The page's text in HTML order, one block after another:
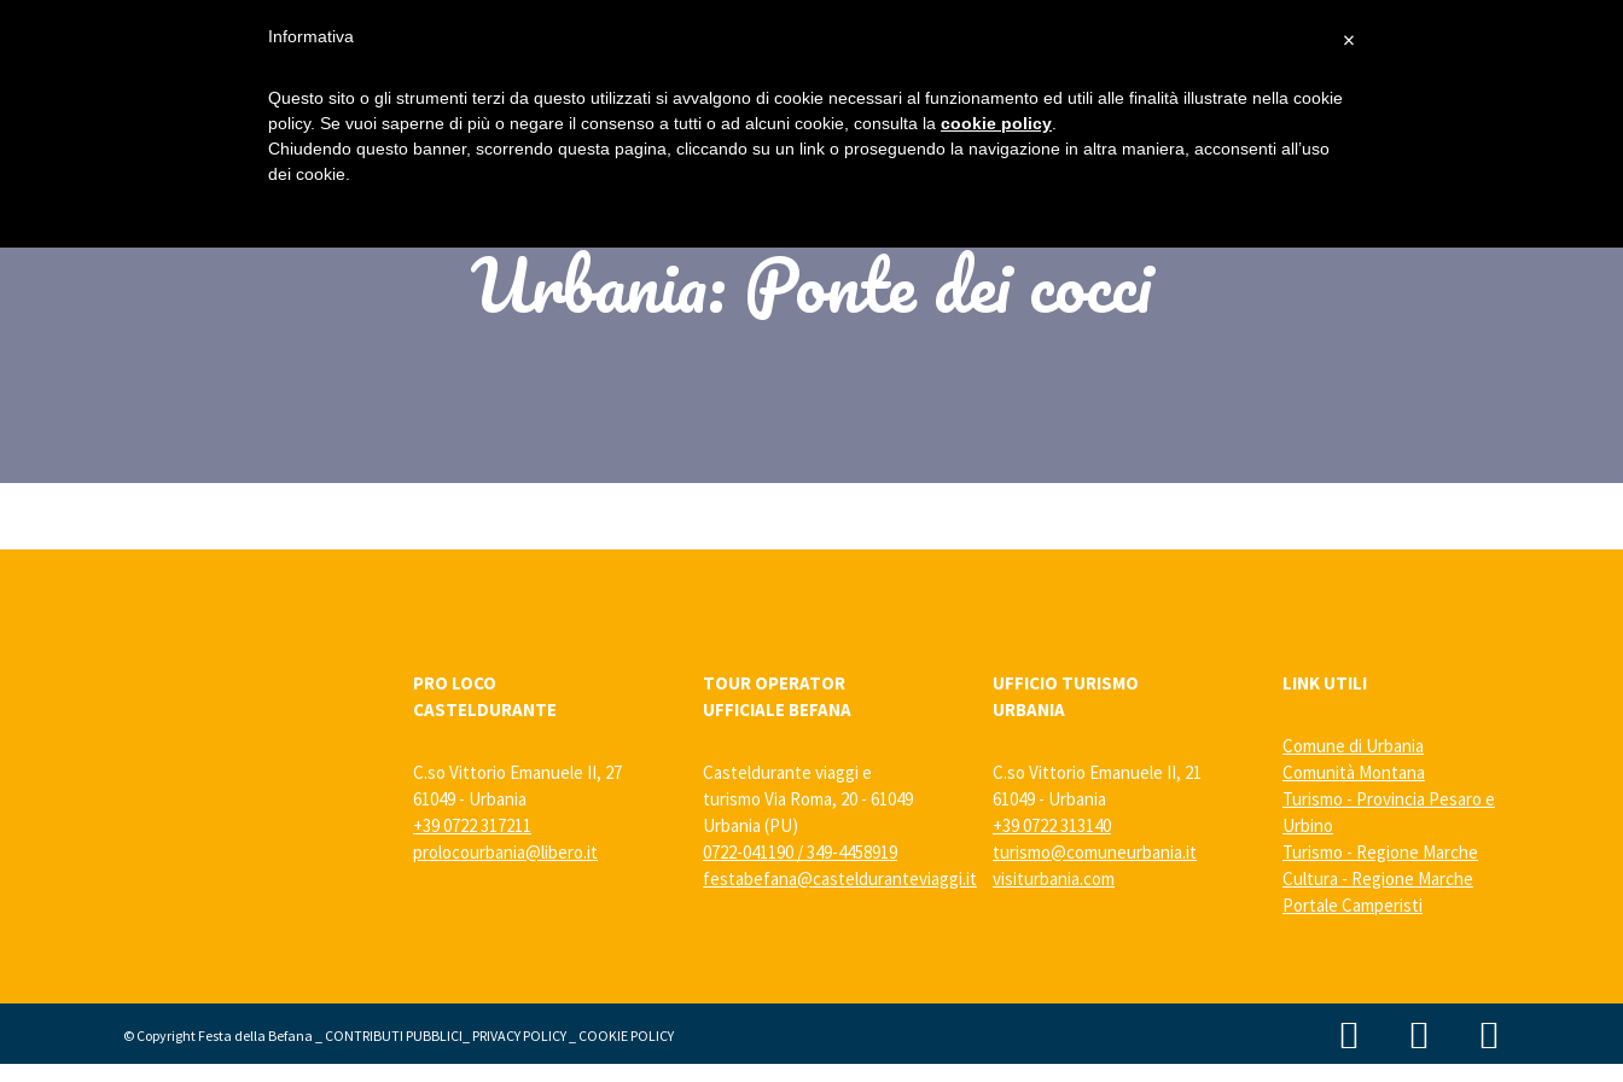
Urbania: Ponte dei cocci
PRO LOCO
CASTELDURANTE
C.so Vittorio Emanuele II, 27
61049 - Urbania
+39 0722 317211
prolocourbania@libero.it
TOUR OPERATOR
UFFICIALE BEFANA
Casteldurante viaggi e
turismo Via Roma, 20 - 61049
Urbania (PU)
0722-041190 /349-4458919
festabefana@castelduranteviaggi.it
UFFICIO TURISMO
URBANIA
C.so Vittorio Emanuele II, 21
61049 - Urbania
+39 0722 313140
turismo@comuneurbania.it
visiturbania.com
LINK UTILI
Comune di Urbania
Comunità Montana
Turismo - Provincia Pesaro e
Urbino
Turismo - Regione Marche
Cultura - Regione Marche
Portale Camperisti
© Copyright Festa della Befana _ CONTRIBUTI PUBBLICI PRIVACY POLICY COOKIE POLICY
×
Informativa
Questo sito o gli strumenti terzi da questo utilizzati si avvalgono di cookie necessari al funzionamento ed utili alle finalità illustrate nella cookie
policy. Se vuoi saperne di più o negare il consenso a tutti o ad alcuni cookie, consulta la cookie policy
Chiudendo questo banner, scorrendo questa pagina, cliccando su un link o proseguendo la navigazione in altra maniera, acconsenti all’uso
dei cookie.